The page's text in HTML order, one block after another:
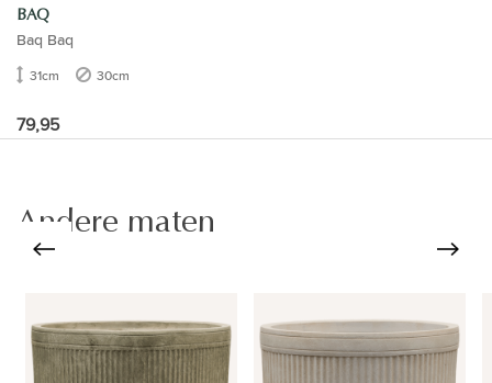
BAQ
Baq Baq
31cm 30cm
79,95
Andere maten